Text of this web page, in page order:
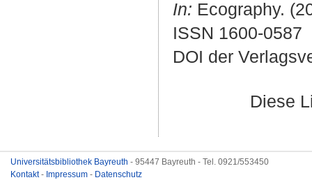
In: Ecography.
ISSN 1600-0587
DOI der
Diese
Universitätsbibliothek Bayreuth - 95447 Bayreuth - Tel. 0921/553450
Kontakt- Impressum - Datenschutz